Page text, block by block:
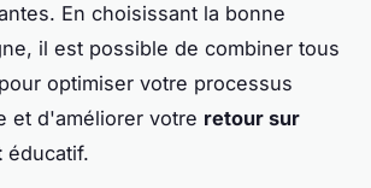
En choisissant la bonne
il est possible de combiner tous
optimiser votre processus
et d'améliorer votre retour sur
éducatif.